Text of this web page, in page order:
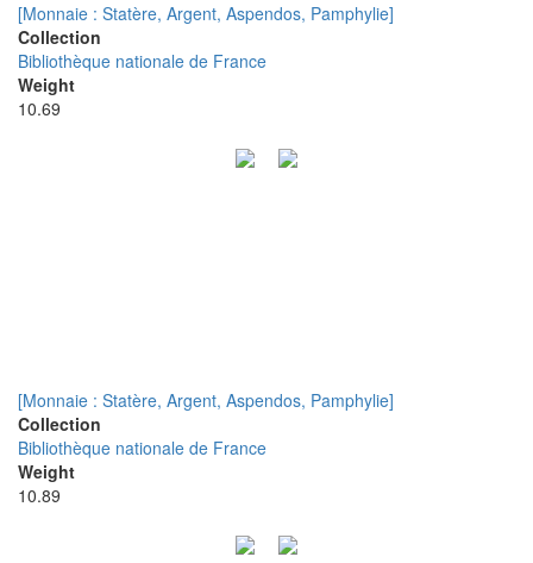
[Monnaie : Statère, Argent, Aspendos, Pamphylie]
Collection
Bibliothèque nationale de France
Weight
10.69
[Monnaie : Statère, Argent, Aspendos, Pamphylie]
Collection
Bibliothèque nationale de France
Weight
10.89